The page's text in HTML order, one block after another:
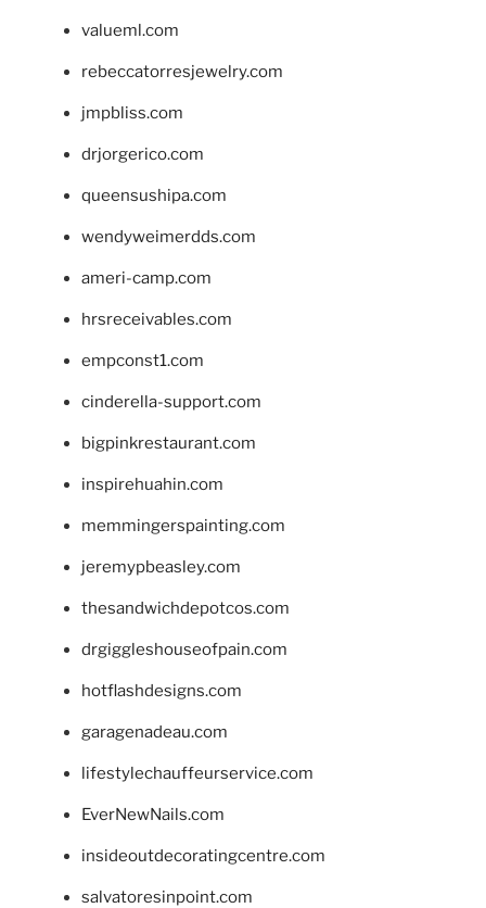
valueml.com
rebeccatorresjewelry.com
jmpbliss.com
drjorgerico.com
queensushipa.com
wendyweimerdds.com
ameri-camp.com
hrsreceivables.com
empconst1.com
cinderella-support.com
bigpinkrestaurant.com
inspirehuahin.com
memmingerspainting.com
jeremypbeasley.com
thesandwichdepotcos.com
drgiggleshouseofpain.com
hotflashdesigns.com
garagenadeau.com
lifestylechauffeurservice.com
EverNewNails.com
insideoutdecoratingcentre.com
salvatoresinpoint.com